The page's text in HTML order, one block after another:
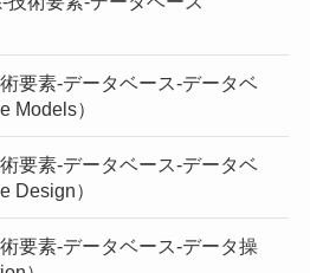
要素-データベース-データベ
Models）
要素-データベース-データベ
Design）
要素-データベース-データ操